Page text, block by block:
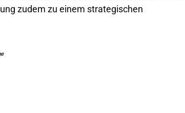
zudem zu einem strategischen